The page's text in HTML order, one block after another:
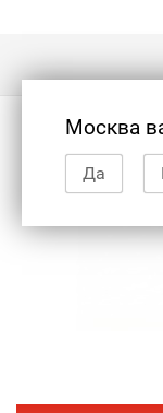
Москва
Да